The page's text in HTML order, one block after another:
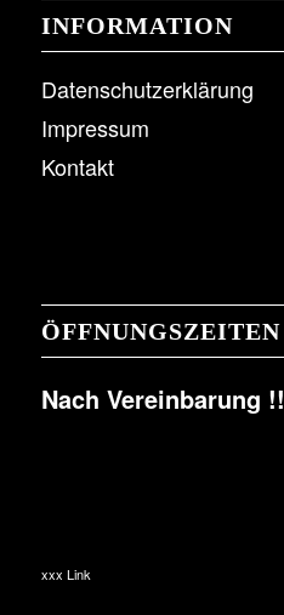
INFORMATION
Datenschutzerklärung
Impressum
Kontakt
ÖFFNUNGSZEITEN
Nach Vereinbarung !!
xxx Link